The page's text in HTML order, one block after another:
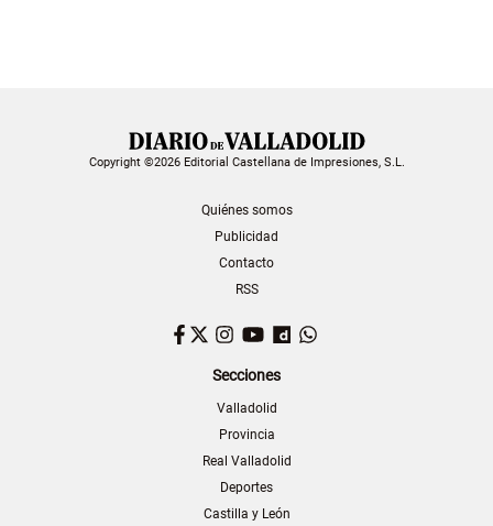
Copyright ©2026 Editorial Castellana de Impresiones, S.L.
Quiénes somos
Publicidad
Contacto
RSS
Facebook
TwitterInstagram
YouTubeDailymotion
Secciones
Valladolid
Provincia
Real Valladolid
Deportes
Castilla y León